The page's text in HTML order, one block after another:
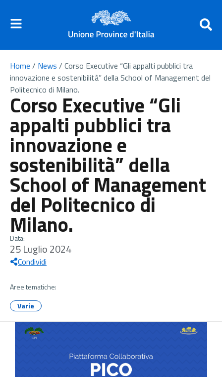
Home / News / Corso Executive “Gli appalti pubblici tra
innovazione e sostenibilità” della School of Management del
Politecnico di Milano.
Corso Executive “Gli
appalti pubblici tra
innovazione e
sostenibilità” della
School of Management
del Politecnico di
Milano.
Data:
25 Luglio 2024
Condividi
Aree tematiche:
Varie